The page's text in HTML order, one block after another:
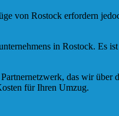
von Rostock erfordern
in Rostock. Es
das wir über
für Ihren Umzug.